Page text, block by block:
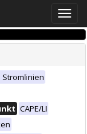
Toggle
Stromlinien
CAPE/LI